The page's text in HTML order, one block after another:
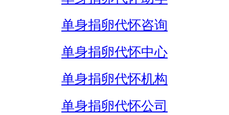
单身捐卵代怀咨询
单身捐卵代怀中心
单身捐卵代怀机构
单身捐卵代怀公司